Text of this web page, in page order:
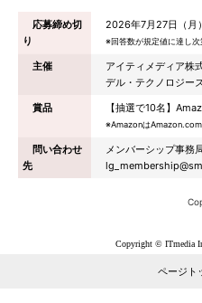
応募締め切
り
2026年7月27日（月
※回答数が規定値に達し
主催
アイティメディア株
デル・テクノロジー
賞品
【抽選で10名】
※Amazonは
問い合わせ
先
メンバーシップ事務
Copyright © ITmedia
ページト